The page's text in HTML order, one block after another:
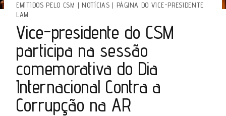
EMITIDOS PELO CSM | NOTÍCIAS | PÁGINA DO VICE-PRESIDENTE
LAM
Vice-presidente do CSM
participa na sessão
comemorativa do Dia
Internacional Contra a
Corrupção na AR